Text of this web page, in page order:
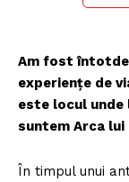
Am fost
experiențe de
este locul unde
suntem Arca
În timpul unui